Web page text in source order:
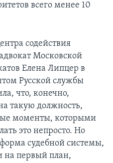
всего менее 10
содействия
Московской
Елена Липцер в
Русской службы
что, конечно,
такую должность,
моменты, которыми
это непросто. Но
судебной системы,
на первый план,